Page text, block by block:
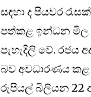
සඳහා ද පියවර
පත්කළ ඉන්ධන මිල
පැහැදිලි වේ.
බව අවධාරණය කළ
රුපියල් බිලියන 22